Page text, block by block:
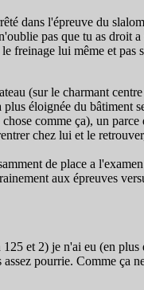
dans l'épreuve du
pas que tu as droit
freinage lui même et
(sur le charmant
éloignée du bâtiment
comme ça), un
chez lui et le
de place a
aux épreuves
et 2) je n'ai eu (en plus
pourrie. Comme ça